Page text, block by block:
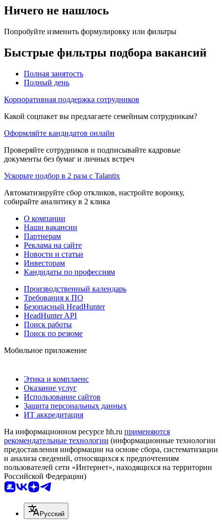
Ничего не нашлось
Попробуйте изменить формулировку или фильтры
Быстрые фильтры подбора вакансий
Полная занятость
Полный день
Корпоративная поддержка сотрудников
Какой соцпакет вы предлагаете семейным сотрудникам?
Оформляйте кандидатов онлайн
Проверяйте сотрудников и подписывайте кадровые
документы без бумаг и личных встреч
Ускорьте подбор в 2 раза с Talantix
Автоматизируйте сбор откликов, настройте воронку,
собирайте аналитику в 2 клика
О компании
Наши вакансии
Партнерам
Реклама на сайте
Новости и статьи
Инвесторам
Кандидаты по профессиям
Производственный календарь
Требования к ПО
Безопасный HeadHunter
HeadHunter API
Поиск работы
Поиск по резюме
Мобильное приложение
Этика и комплаенс
Оказание услуг
Использование сайтов
Защита персональных данных
ИТ аккредитация
На информационном ресурсе hh.ru применяются
рекомендательные технологии (информационные технологии
предоставления информации на основе сбора, систематизации
и анализа сведений, относящихся к предпочтениям
пользователей сети «Интернет», находящихся на территории
Российской Федерации)
Русский